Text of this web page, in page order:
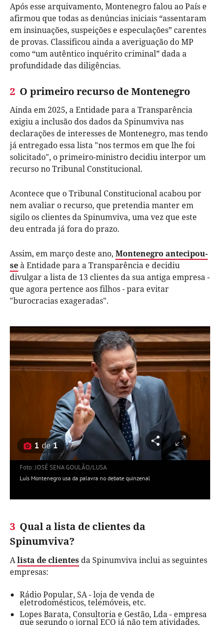
Após esse arquivamento, Montenegro falou ao País e
afirmou que todas as denúncias iniciais “assentaram
em insinuações, suspeições e especulações” carentes
de provas. Classificou ainda a averiguação do MP
como “um autêntico inquérito criminal” dada a
profundidade das diligências.
2 O primeiro recurso de Montenegro
Ainda em 2025, a Entidade para a Transparência
exigiu a inclusão dos dados da Spinumviva nas
declarações de interesses de Montenegro, mas tendo
já entregado essa lista "nos termos em que lhe foi
solicitado", o primeiro-ministro decidiu interpor um
recurso no Tribunal Constitucional.
Acontece que o Tribunal Constitucional acabou por
nem avaliar o recurso, que pretendia manter em
sigilo os clientes da Spinumviva, uma vez que este
deu entrada já fora do prazo.
Assim, em março deste ano, Montenegro antecipou-
seà Entidade para a Transparência e decidiu
divulgar a lista de 13 clientes da sua antiga empresa -
que agora pertence aos filhos - para evitar
"burocracias exageradas".
1 de1
Luís Montenegro usa da palavra no debate quinzenal
Foto: JOSÉ SENA GOULÃO/LUSA
3 Qual a lista de clientes da
Spinumviva?
Alista de clientes da Spinumviva inclui as seguintes
empresas:
Rádio Popular, SA - loja de venda de
eletrodomésticos, telemóveis, etc.
Lopes Barata, Consultoria e Gestão, Lda - empresa
que segundo o jornal ECO já não tem atividades,